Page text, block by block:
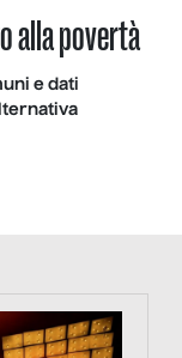
alla povertà
e dati